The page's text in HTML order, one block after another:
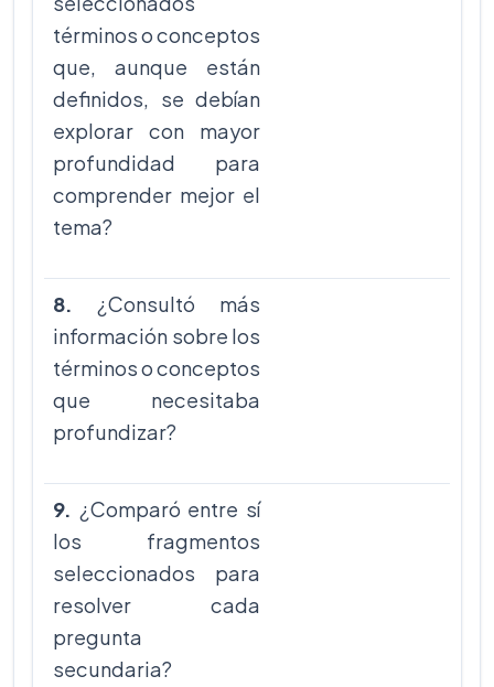
términos o conceptos
que, aunque están
definidos, se debían
explorar con mayor
profundidad para
comprender mejor el
tema?
8. ¿Consultó más
información sobre los
términos o conceptos
que necesitaba
profundizar?
9. ¿Comparó entre sí
los fragmentos
seleccionados para
resolver cada
pregunta
secundaria?